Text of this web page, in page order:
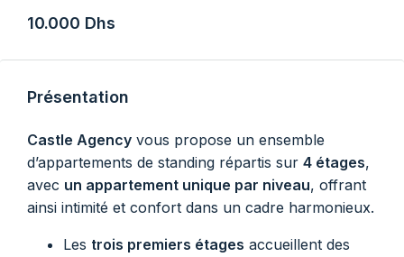
10.000 Dhs
Présentation
Castle Agency vous propose un ensemble
d’appartements de standing répartis sur 4 étages,
avec un appartement unique par niveau, offrant
ainsi intimité et confort dans un cadre harmonieux.
Les trois premiers étages accueillent des